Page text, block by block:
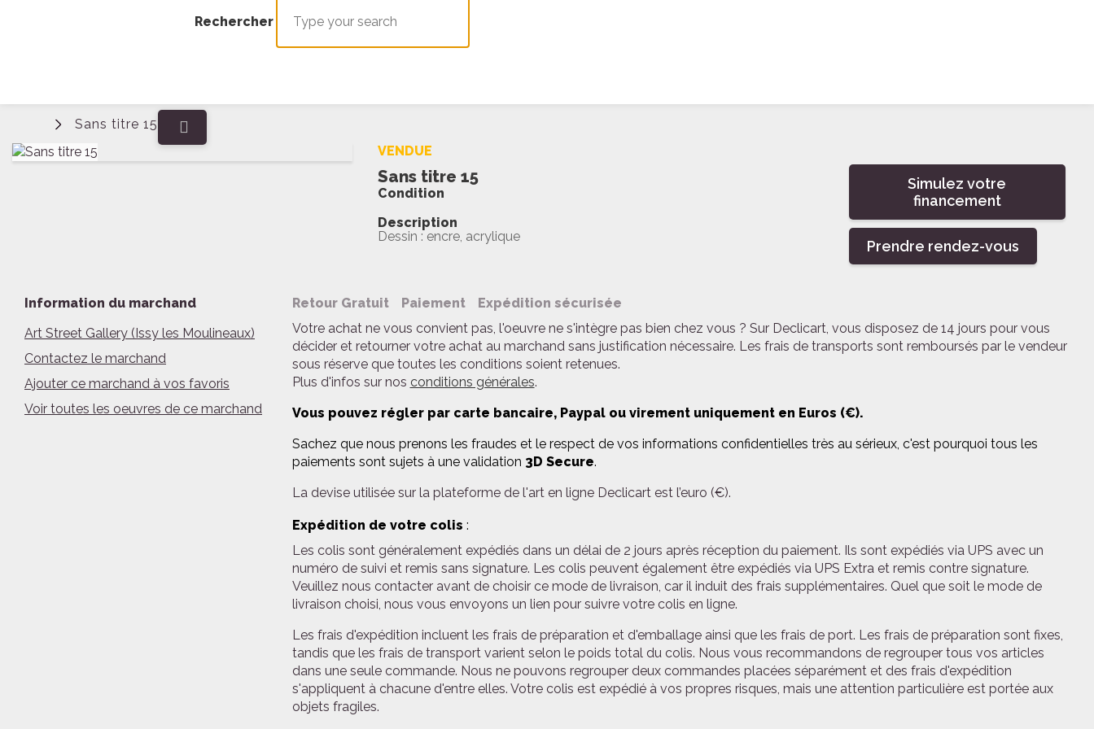
Rechercher
Sans titre 15
VENDUE
Sans titre 15
Condition
Description
Dessin : encre, acrylique
Simulez votre
financement
Prendre rendez-vous
Information du marchand
Art Street Gallery (Issy les Moulineaux)
Contactez le marchand
Ajouter ce marchand à vos favoris
Voir toutes les oeuvres de ce marchand
Retour Gratuit Paiement
Expédition sécurisée
Votre achat ne vous convient pas, l'oeuvre ne s'intègre pas bien chez vous ? Sur Declicart, vous disposez de 14 jours pour vous
décider et retourner votre achat au marchand sans justification nécessaire. Les frais de transports sont remboursés par le vendeur
sous réserve que toutes les conditions soient retenues.
Plus d'infos sur nos conditions générales.
Vous pouvez régler par carte bancaire, Paypal ou virement uniquement en Euros (€).
Sachez que nous prenons les fraudes et le respect de vos informations confidentielles très au sérieux, c'est pourquoi tous les
paiements sont sujets à une validation 3D Secure.
La devise utilisée sur la plateforme de l'art en ligne Declicart est l’euro (€).
Expédition de votre colis :
Les colis sont généralement expédiés dans un délai de 2 jours après réception du paiement. Ils sont expédiés via UPS avec un
numéro de suivi et remis sans signature. Les colis peuvent également être expédiés via UPS Extra et remis contre signature.
Veuillez nous contacter avant de choisir ce mode de livraison, car il induit des frais supplémentaires. Quel que soit le mode de
livraison choisi, nous vous envoyons un lien pour suivre votre colis en ligne.
Les frais d'expédition incluent les frais de préparation et d'emballage ainsi que les frais de port. Les frais de préparation sont fixes,
tandis que les frais de transport varient selon le poids total du colis. Nous vous recommandons de regrouper tous vos articles
dans une seule commande. Nous ne pouvons regrouper deux commandes placées séparément et des frais d'expédition
s'appliquent à chacune d'entre elles. Votre colis est expédié à vos propres risques, mais une attention particulière est portée aux
objets fragiles.